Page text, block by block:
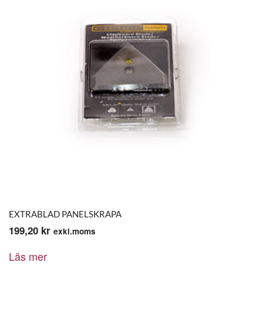
EXTRABLAD PANELSKRAPA
199,20 kr exkl.moms
Läs mer